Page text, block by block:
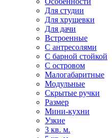
Для студии
Для хрущевки
Для дачи
Встроенные
С антресолями
С барной стойкой
С островом
Малогабаритные
Модульные
Скрытые ручки
Размер
Мини-кухни
Узкие
3 кв. м.